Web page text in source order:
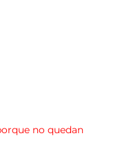
no quedan